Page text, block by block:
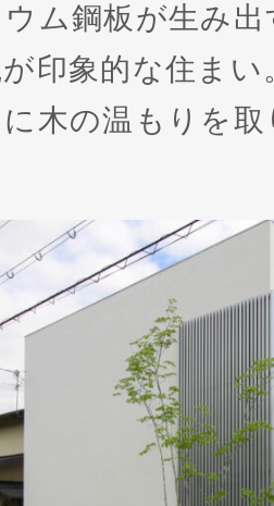
ム鋼板が生み
印象的な住ま
木の温もりを